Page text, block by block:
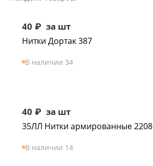
40 ₽ за шт
Нитки Дортак 387
В наличии 34
40 ₽ за шт
35ЛЛ Нитки армированные 2208
В наличии 14